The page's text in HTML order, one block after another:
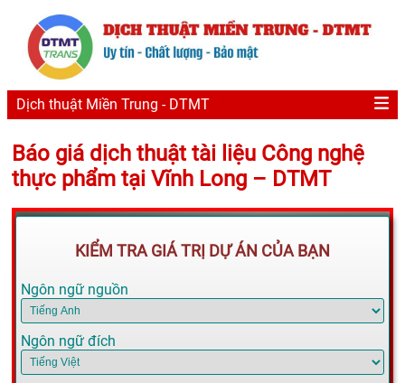
Dịch thuật Miền Trung - DTMT
Báo giá dịch thuật tài liệu Công nghệ
thực phẩm tại Vĩnh Long – DTMT
KIỂM TRA GIÁ TRỊ DỰ ÁN CỦA BẠN
Ngôn ngữ nguồn
Ngôn ngữ đích